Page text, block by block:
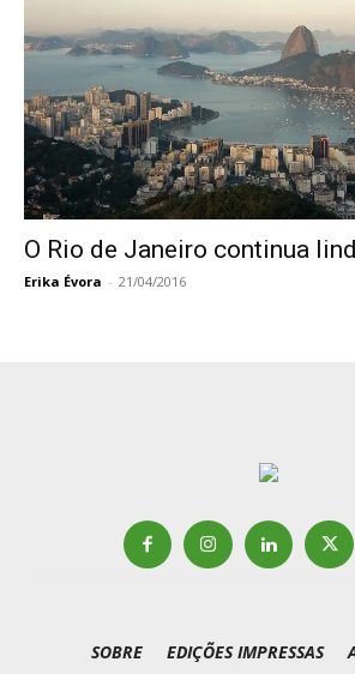
O Rio de Janeiro continua
Erika Évora - 21/04/2016
SOBRE EDIÇÕES IMPRESSAS